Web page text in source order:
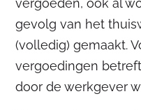
vergoeden, ook al
gevolg van het
(volledig) gemaakt.
vergoedingen
door de werkgever